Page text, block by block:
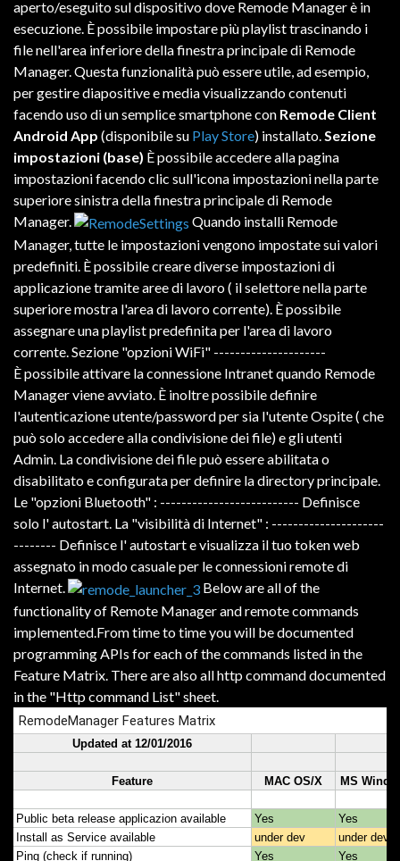
aperto/eseguitosuldispositivodove Remode Managerè in
esecuzione. Èpossibile impostarepiùplaylisttrascinando i
filenell'area inferioredellafinestraprincipaledi Remode
Manager.Questafunzionalitàpuòessereutile,adesempio,
pergestirediapositiveemediavisualizzandocontenuti
facendousodiunsemplicesmartphonecon Remode Client
Android App (disponibile su Play Store) installato.Sezione
impostazioni (base) Èpossibileaccedereallapagina
impostazionifacendoclic sull'icona impostazioninellaparte
superioresinistradellafinestraprincipaledi Remode
Manager. Quando installi Remode
Manager,tutte le impostazionivengono impostatesui valori
predefiniti. Èpossibilecreare diverse impostazionidi
applicazionetramitearee di lavoro( il selettorenellaparte
superioremostra l'area di lavorocorrente). Èpossibile
assegnareunaplaylistpredefinitaper l'area di lavoro
corrente.Sezione "opzioni WiFi" ---------------------
Èpossibileattivare laconnessione Intranetquando Remode
Managerviene avviato. È inoltrepossibiledefinire
l'autenticazioneutente/passwordpersia l'utente Ospite( che
puòsoloaccedere allacondivisione deifile)egli utenti
Admin. Lacondivisionedei filepuòessereabilitatao
disabilitatoeconfigurata perdefinire ladirectoryprincipale.
Le "opzioni Bluetooth" : -------------------------- Definisce
solo l' autostart. La "visibilità di Internet" : ---------------------
-------- Definisce l'autostartevisualizza il tuotokenweb
assegnato in modo casualeper le connessioniremotedi
Internet.
Below are all of the
functionality of Remote Manager and remote commands
implemented.From time to time you will be documented
programming APIs for each of the commands listed in the
Feature Matrix. There are also all http command documented
in the "Http command List" sheet.